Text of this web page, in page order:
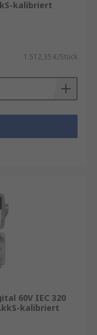
kalibriert
1.512,35 €/Stück
60V IEC 320
kalibriert